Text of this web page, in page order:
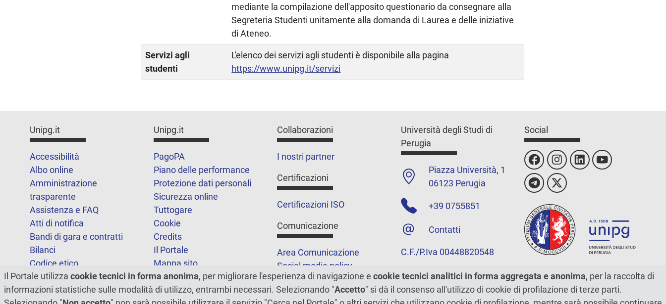
mediante la compilazione dell'apposito questionario da consegnare alla
Segreteria Studenti unitamente alla domanda di Laurea e delle iniziative
di Ateneo.
Servizi agli
studenti
L'elenco dei servizi agli studenti è disponibile alla pagina
https://www.unipg.it/servizi
Unipg.it
Accessibilità
Albo online
Amministrazione
trasparente
Assistenza e FAQ
Atti di notifica
Bandi di gara e contratti
Bilanci
Codice etico
FOIA
Note legali
Unipg.it
PagoPA
Piano delle performance
Protezione dati personali
Sicurezza online
Tuttogare
Cookie
Credits
Il Portale
Mappa sito
Statistiche
Dichiarazione di
Collaborazioni
I nostri partner
Certificazioni
Certificazioni ISO
Comunicazione
Area Comunicazione
Social media policy
Podcast
Merchandising e shop
Università degli Studi di
Perugia
Piazza Università, 1
06123 Perugia
+39 0755851
Contatti
C.F./P.Iva 00448820548
Social
Il Portale utilizza cookie tecnici in forma anonima, per migliorare l'esperienza di navigazione e cookie tecnici analitici in forma aggregata e anonima, per la raccolta di
informazioni statistiche sulle modalità di utilizzo, entrambi necessari. Selezionando "Accetto" si dà il consenso all'utilizzo di cookie di profilazione di terze parti.